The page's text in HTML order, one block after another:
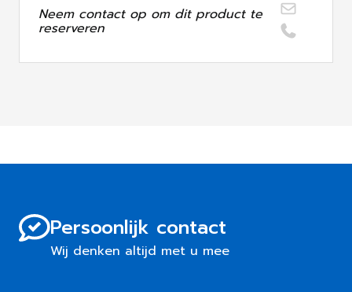
Neem contact op om dit product te
reserveren
Persoonlijk contact
Wij denken altijd met u mee